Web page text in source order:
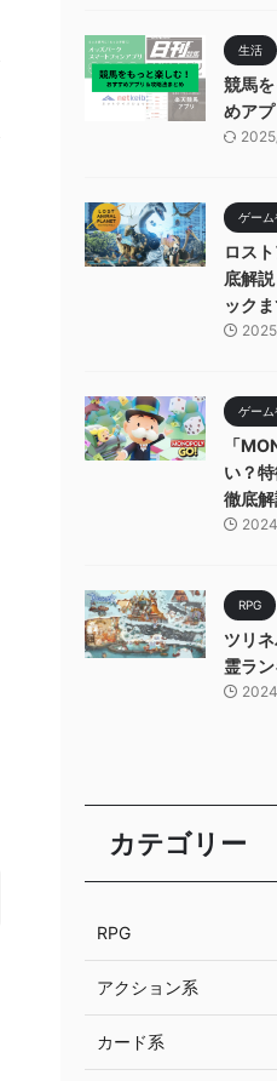
生活
競馬
めア
ゲーム
ロス
底解
ック
ゲーム
「
い？
徹底解
RPG
ツリ
霊ラ
カテゴリー
RPG
アクション系
カード系